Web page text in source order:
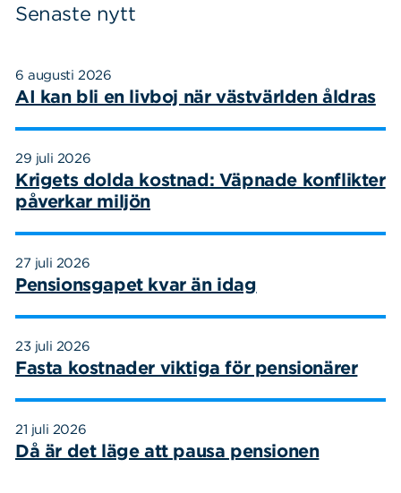
Senaste nytt
6 augusti 2026
AI kan bli en livboj när västvärlden åldras
29 juli 2026
Krigets dolda kostnad: Väpnade konflikter
påverkar miljön
27 juli 2026
Pensionsgapet kvar än idag
23 juli 2026
Fasta kostnader viktiga för pensionärer
21 juli 2026
Då är det läge att pausa pensionen